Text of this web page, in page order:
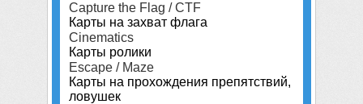
Capture the Flag / CTF
Карты на захват флага
Cinematics
Карты ролики
Escape / Maze
Карты на прохождения препятствий,
ловушек